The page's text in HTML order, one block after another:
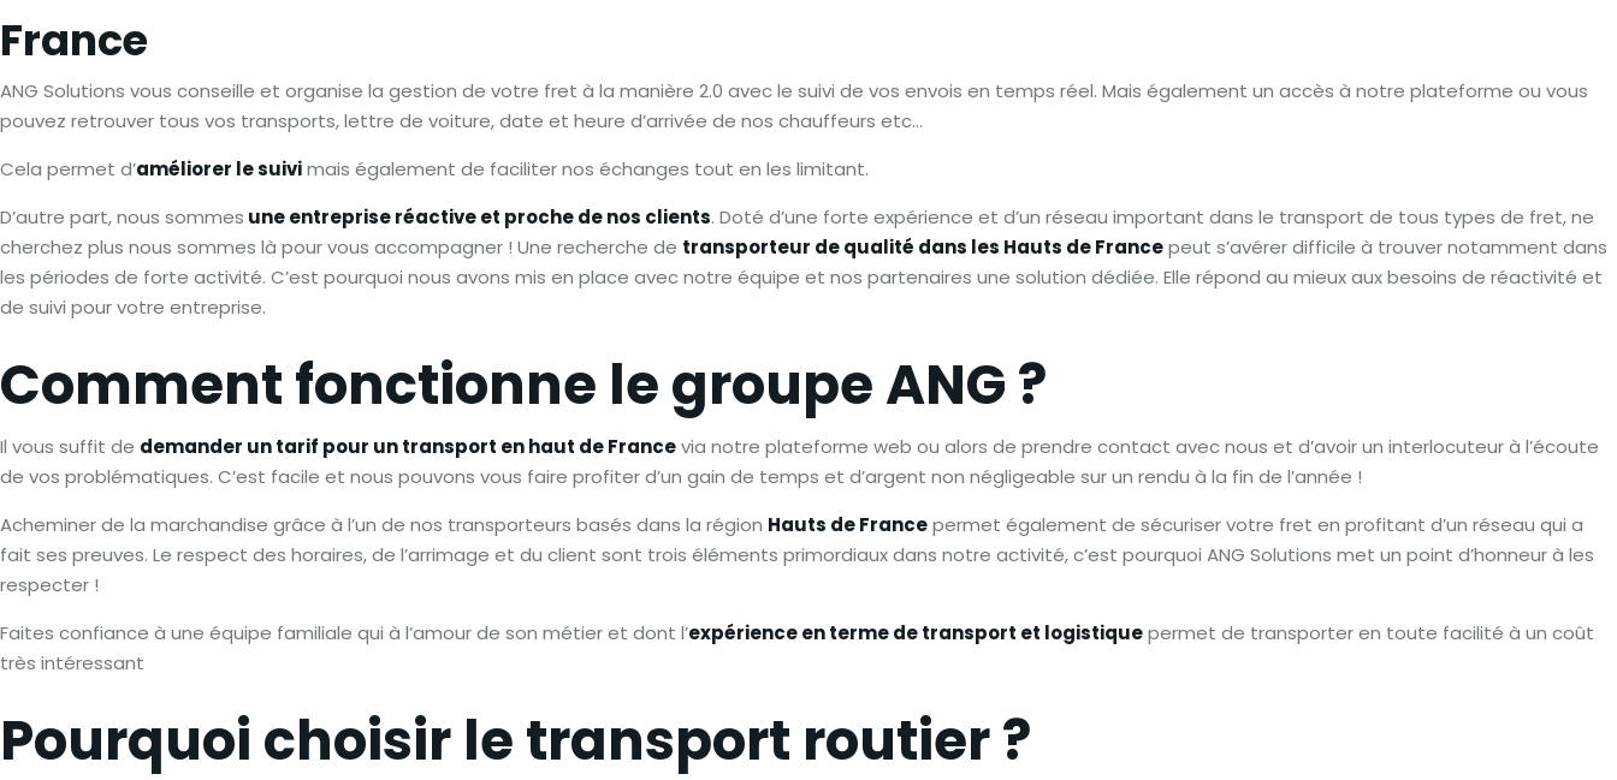
France
ANG Solutions vous conseille et organise la gestion de votre fret à la manière 2.0 avec le suivi de vos envois en temps réel. Mais également un accès à notre plateforme ou vous
pouvez retrouver tous vos transports, lettre de voiture, date et heure d’arrivée de nos chauffeurs etc…
Cela permet d’améliorer le suivimais également de faciliter nos échanges tout en les limitant.
D’autre part, nous sommes une entreprise réactive et proche de nos clients. Doté d’une forte expérience et d’un réseau important dans le transport de tous types de fret, ne
cherchez plus nous sommes là pour vous accompagner ! Une recherche de transporteur de qualité dans les Hauts de Francepeut s’avérer difficile à trouver notamment dans
les périodes de forte activité. C’est pourquoi nous avons mis en place avec notre équipe et nos partenaires une solution dédiée. Elle répond au mieux aux besoins de réactivité et
de suivi pour votre entreprise.
Comment fonctionne le groupe ANG ?
Il vous suffit de demander un tarif pour un transport en haut de Francevia notre plateforme web ou alors de prendre contact avec nous et d’avoir un interlocuteur à l’écoute
de vos problématiques. C’est facile et nous pouvons vous faire profiter d’un gain de temps et d’argent non négligeable sur un rendu à la fin de l’année !
Acheminer de la marchandise grâce à l’un de nos transporteurs basés dans la région Hauts de Francepermet également de sécuriser votre fret en profitant d’un réseau qui a
fait ses preuves. Le respect des horaires, de l’arrimage et du client sont trois éléments primordiaux dans notre activité, c’est pourquoi ANG Solutions met un point d’honneur à les
respecter !
Faites confiance à une équipe familiale qui à l’amour de son métier et dont l’expérience en terme de transport et logistiquepermet de transporter en toute facilité à un coût
très intéressant
Pourquoi choisir le transport routier ?